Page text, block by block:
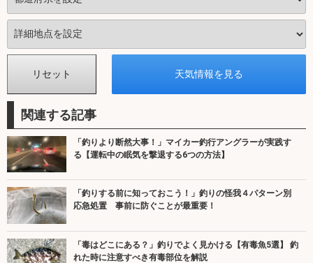
関連する記事
「釣りより断然大事！」マイカー釣行アングラーが実践す
る【運転中の眠気を撃退する6つの方法】
「釣りする前に知っておこう！」釣りの怪我４パターン別
応急処置 事前に防ぐことが最重要！
「毒はどこにある？」釣りでよく見かける【有毒魚5選】 釣
れた時に注意すべき有毒部位を解説